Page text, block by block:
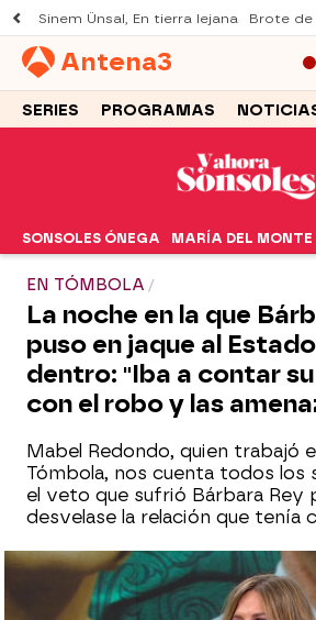
Sinem Ünsal, En tierra lejana Brote de
Antena3
SERIES PROGRAMAS
SONSOLES ÓNEGA MARÍA DEL MONTE
EN TÓMBOLA
La noche en la que
puso en jaque al
dentro: "Iba a contar
con el robo y las
Mabel Redondo, quien trabajó
Tómbola, nos cuenta todos
el veto que sufrió Bárbara Rey
desvelase la relación que tenía